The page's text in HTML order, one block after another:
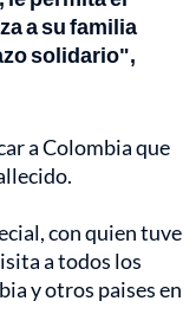
a su familia
solidario",
a Colombia que
con quien tuve
a todos los
y otros paises en